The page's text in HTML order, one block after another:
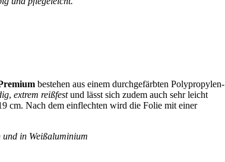
bestehen aus einem durchgefärbten Polypropylen-
, extrem reißfestund lässt sich zudem auch sehr leicht
cm. Nach dem einflechten wird die Folie mit einer
in Weißaluminium